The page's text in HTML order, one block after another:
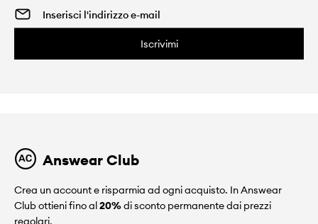
Iscrivimi
Answear Club
Crea un account e risparmia ad ogni acquisto. In Answear
Club ottieni fino al 20%di sconto permanente dai prezzi